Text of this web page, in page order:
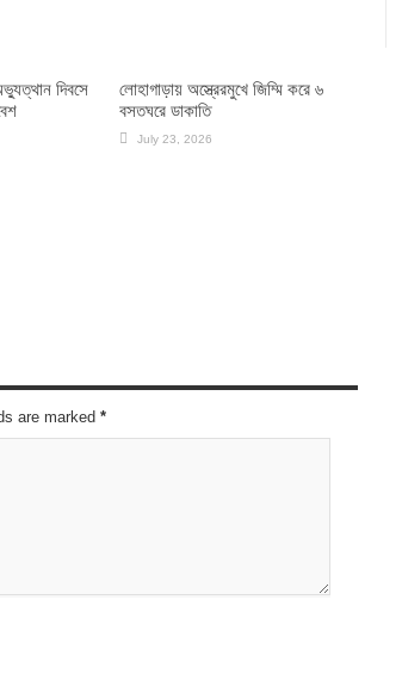
দিবসে
লোহাগাড়ায় অস্ত্রেরমুখে জিম্মি করে ৬
বসতঘরে ডাকাতি
July 23, 2026
are marked *